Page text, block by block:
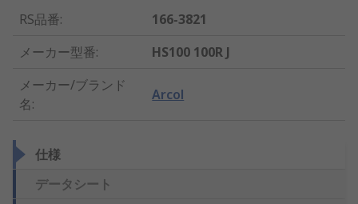
RS品番:
166-3821
メーカー型番:
HS100 100R J
メーカー/ブランド
名:
Arcol
仕様
データシート